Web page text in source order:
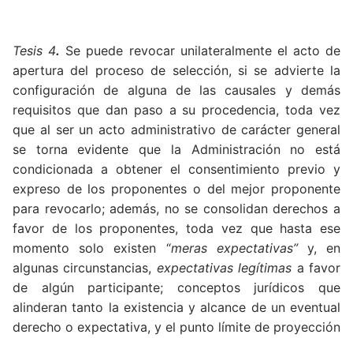
Tesis 4. Se puede revocar unilateralmente el acto de
apertura del proceso de selección, si se advierte la
configuración de alguna de las causales y demás
requisitos que dan paso a su procedencia, toda vez
que al ser un acto administrativo de carácter general
se torna evidente que la Administración no está
condicionada a obtener el consentimiento previo y
expreso de los proponentes o del mejor proponente
para revocarlo; además, no se consolidan derechos a
favor de los proponentes, toda vez que hasta ese
momento solo existen “meras expectativas” y, en
algunas circunstancias, expectativas legítimas a favor
de algún participante; conceptos jurídicos que
alinderan tanto la existencia y alcance de un eventual
derecho o expectativa, y el punto límite de proyección